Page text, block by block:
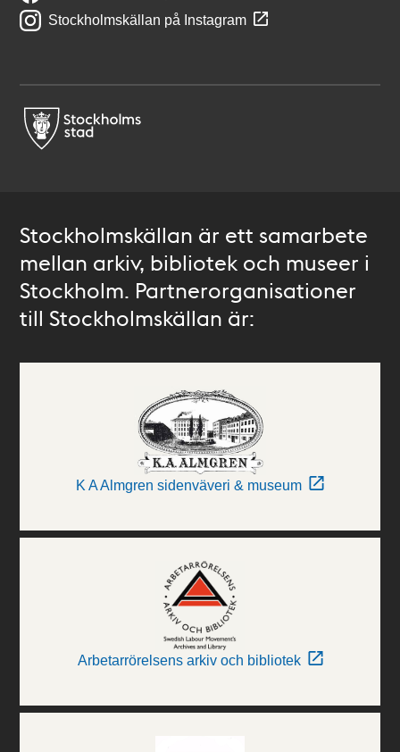
Stockholmskällan på Instagram
Stockholmskällan är ett samarbete
mellan arkiv, bibliotek och museer i
Stockholm. Partnerorganisationer
till Stockholmskällan är:
K A Almgren sidenväveri & museum
Arbetarrörelsens arkiv och bibliotek